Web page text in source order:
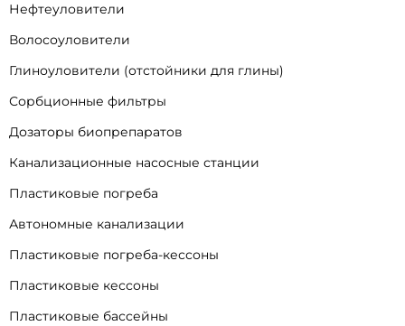
Нефтеуловители
Волосоуловители
Глиноуловители (отстойники для глины)
Сорбционные фильтры
Дозаторы биопрепаратов
Канализационные насосные станции
Пластиковые погреба
Автономные канализации
Пластиковые погреба-кессоны
Пластиковые кессоны
Пластиковые бассейны